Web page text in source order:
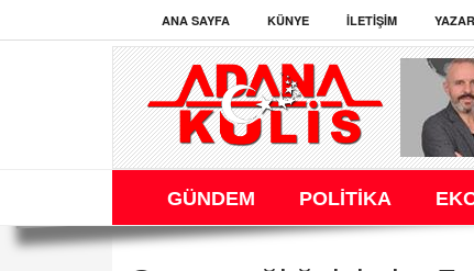
ANA SAYFA KÜNYE İLETIŞIM
GÜNDEM POLİTİKA